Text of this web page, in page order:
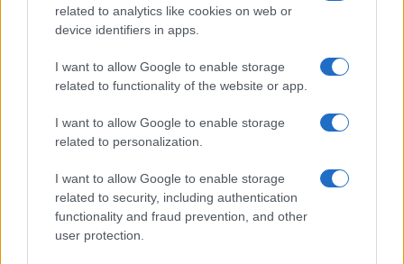
related to analytics like cookies on web or
device identifiers in apps.
I want to allow Google to enable storage
related to functionality of the website or app.
I want to allow Google to enable storage
related to personalization.
I want to allow Google to enable storage
related to security, including authentication
functionality and fraud prevention, and other
user protection.
LIFESTYLE